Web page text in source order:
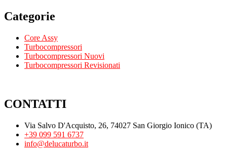
Categorie
Core Assy
Turbocompressori
Turbocompressori Nuovi
Turbocompressori Revisionati
CONTATTI
Via Salvo D'Acquisto, 26, 74027 San Giorgio Ionico (TA)
+39 099 591 6737
info@delucaturbo.it